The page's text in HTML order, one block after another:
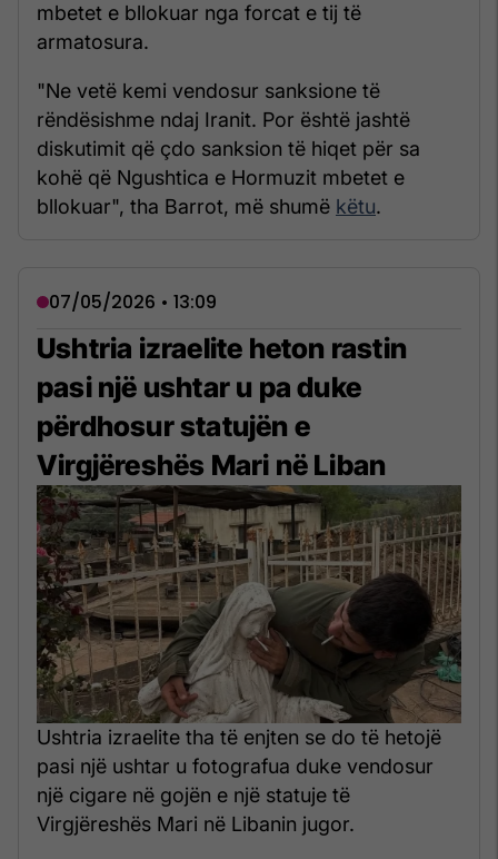
mbetet e bllokuar nga forcat e tij të
armatosura.
"Ne vetë kemi vendosur sanksione të
rëndësishme ndaj Iranit. Por është jashtë
diskutimit që çdo sanksion të hiqet për sa
kohë që Ngushtica e Hormuzit mbetet e
bllokuar", tha Barrot, më shumë këtu.
07/05/2026 • 13:09
Ushtria izraelite heton rastin
pasi një ushtar u pa duke
përdhosur statujën e
Virgjëreshës Mari në Liban
Ushtria izraelite tha të enjten se do të hetojë
pasi një ushtar u fotografua duke vendosur
një cigare në gojën e një statuje të
Virgjëreshës Mari në Libanin jugor.